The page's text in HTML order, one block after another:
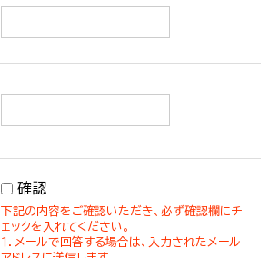
確認
下記の内容をご確認いただき、必ず確認欄にチ
ェックを入れてください。
１．メールで回答する場合は、入力されたメール